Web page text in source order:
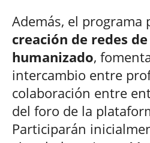
Además, el programa
creación de redes
humanizado,
intercambio entre
colaboración entre
del foro de la
Participarán